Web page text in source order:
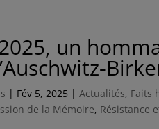
un
| Fév 5, 2025 |Actualités, Faits
de la Mémoire, Résistance